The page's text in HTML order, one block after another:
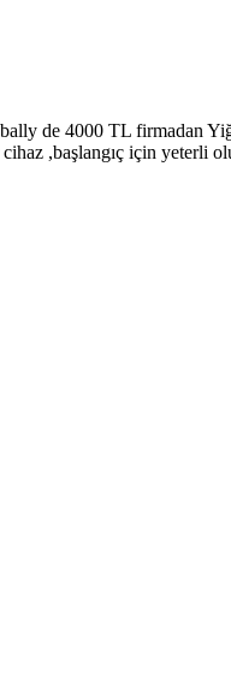
de 4000 TL firmadan
,başlangıç için yeterli